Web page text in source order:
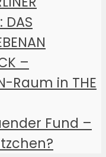
DAS
–
Raum in THE
Fund –